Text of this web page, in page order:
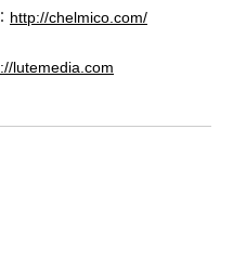
http://chelmico.com/
lutemedia.com